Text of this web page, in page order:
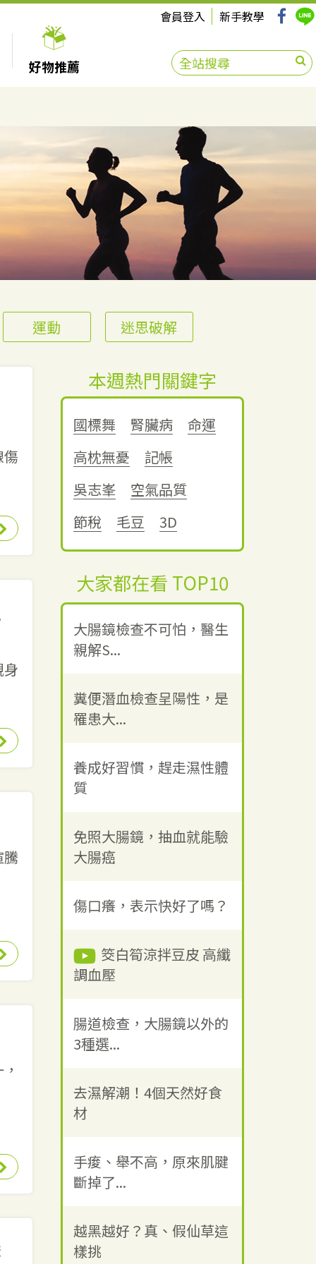
會員登入 新手教學
好物推薦
運動 迷思破解
本週熱門關鍵字
國標舞 腎臟病
命運
高枕無憂
記帳
吳志峯
空氣品質
節稅
毛豆 3D
大家都在看 TOP10
大腸鏡檢查不可怕，醫生
親解S...
糞便潛血檢查呈陽性，是
罹患大...
養成好習慣，趕走濕性體
質
免照大腸鏡，抽血就能驗
大腸癌
傷口癢，表示快好了嗎？
筊白筍涼拌豆皮 高纖
調血壓
腸道檢查，大腸鏡以外的
3種選...
去濕解潮！4個天然好食
材
手痠、舉不高，原來肌腱
斷掉了...
越黑越好？真、假仙草這
樣挑